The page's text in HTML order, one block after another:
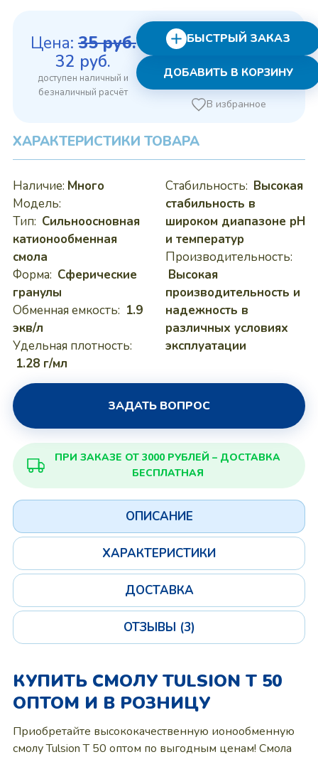
Цена: 35руб.
Первоначальная
цена
составляла
32 руб. Текущая
цена:
32 руб..
ДОБАВИТЬ В КОРЗИНУ
БЫСТРЫЙ ЗАКАЗ
В избранное
ХАРАКТЕРИСТИКИ ТОВАРА
Наличие: Много
Модель:
Тип: Сильноосновная
катионообменная
смола
Форма: Сферические
гранулы
Обменная емкость: 1.9
экв/л
Удельная плотность:
1.28 г/мл
Стабильность: Высокая
стабильность в
широком диапазоне pH
и температур
Производительность:
Высокая
производительность и
надежность в
различных условиях
эксплуатации
ЗАДАТЬ ВОПРОС
ПРИ ЗАКАЗЕ ОТ 3000 РУБЛЕЙ – ДОСТАВКА
БЕСПЛАТНАЯ
ОПИСАНИЕ
ХАРАКТЕРИСТИКИ
ДОСТАВКА
ОТЗЫВЫ (3)
КУПИТЬ СМОЛУ TULSION T 50
ОПТОМ И В РОЗНИЦУ
Приобретайте высококачественную ионообменную
смолу Tulsion T 50 оптом по выгодным ценам! Смола